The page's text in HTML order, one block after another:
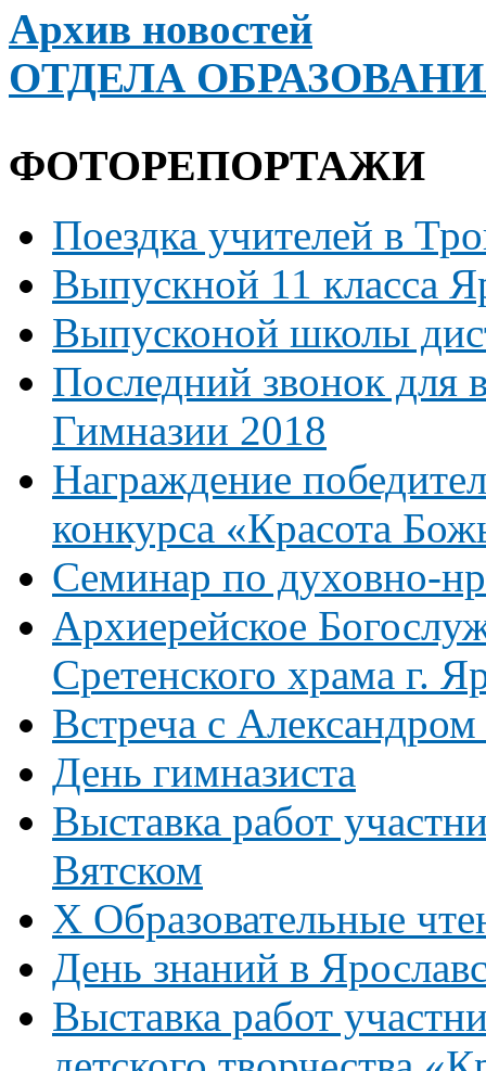
Архив новостей
ОТДЕЛА
ФОТОРЕПОРТАЖИ
Поездка учителей в
Выпускной 11 класса
Выпусконой школы
Последний звонок для
Гимназии 2018
Награждение
конкурса «Красота
Семинар по духовно-
Архиерейское
Сретенского храма г.
Встреча с
День гимназиста
Выставка работ
Вятском
Х Образовательные
День знаний в
Выставка работ